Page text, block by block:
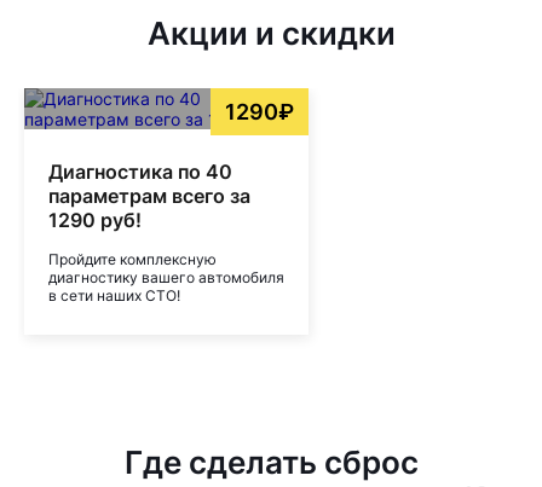
Акции и скидки
1290₽
Диагностика по 40
параметрам всего за
1290 руб!
Пройдите комплексную
диагностику вашего автомобиля
в сети наших СТО!
Где сделать сброс